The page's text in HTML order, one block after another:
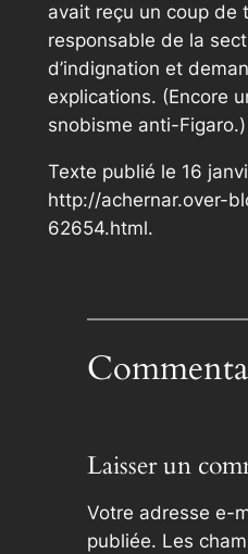
avait reçu un coup de
responsable de la
d’indignation et
explications. (Encore
snobisme anti-Figaro.)
Texte publié le 16
http://achernar.over-
62654.html.
Laisser un
Votre adresse e-
publiée. Les